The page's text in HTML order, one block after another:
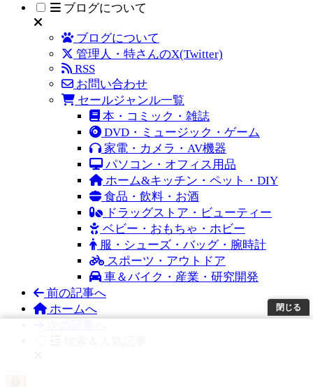
閉じる
ブログについて
ブログについて
管理人・特さんのX(Twitter)
RSS
お問い合わせ
セールジャンル一覧
本・コミック・雑誌
DVD・ミュージック・ゲーム
家電・カメラ・AV機器
パソコン・オフィス用品
ホーム&キッチン・ペット・DIY
食品・飲料・お酒
ドラッグストア・ビューティー
ベビー・おもちゃ・ホビー
服・シューズ・バッグ・腕時計
スポーツ・アウトドア
車＆バイク・産業・研究開発
前の記事へ
ホームへ